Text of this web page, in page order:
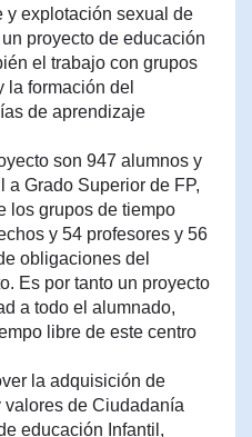
y explotación sexual de
proyecto de educación
el trabajo con grupos
la formación del
de aprendizaje
son 947 alumnos y
Grado Superior de FP,
los grupos de tiempo
y 54 profesores y 56
obligaciones del
Es por tanto un proyecto
a todo el alumnado,
libre de este centro
la adquisición de
de Ciudadanía
educación Infantil,